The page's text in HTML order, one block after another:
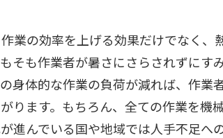
業の効率を上げる効果だけでなく、
そも作業者が暑さにさらされずにす
身体的な作業の負荷が減れば、作業
ります。もちろん、全ての作業を機
進んでいる国や地域では人手不足へ